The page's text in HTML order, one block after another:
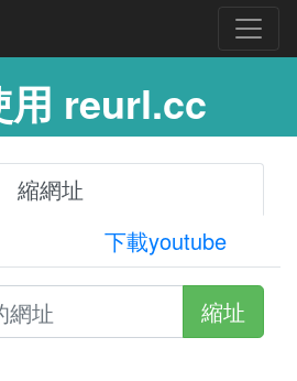
用 reurl.cc
縮網址
下載youtube
縮址